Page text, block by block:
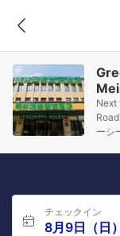
Next
ーシ
チェックイン
8月9日（日）